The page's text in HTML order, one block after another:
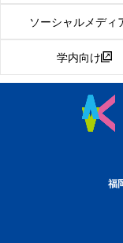
ソーシャルメディ
学内向け
福